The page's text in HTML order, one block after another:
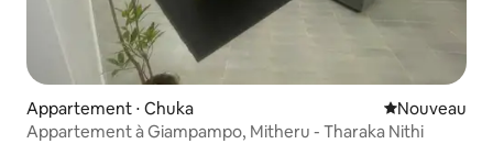
Appartement ⋅ Chuka Nouvel
Nouveau
Appartement à Giampampo, Mitheru - Tharaka Nithi